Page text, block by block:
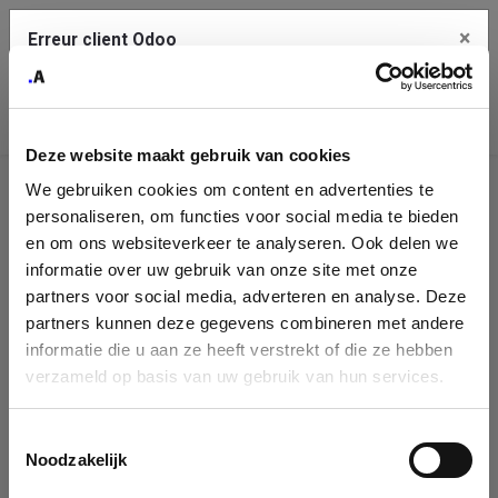
Deze website maakt gebruik van cookies
We gebruiken cookies om content en advertenties te
personaliseren, om functies voor social media te bieden
en om ons websiteverkeer te analyseren. Ook delen we
informatie over uw gebruik van onze site met onze
partners voor social media, adverteren en analyse. Deze
partners kunnen deze gegevens combineren met andere
informatie die u aan ze heeft verstrekt of die ze hebben
verzameld op basis van uw gebruik van hun services.
Noodzakelijk
Identification
de
l'entreprise
Please fill in your company details
form. If you don't find your company in our database, you can create
a new company record with the button below.
Erreur client Odoo ×
Une erreur s'est produite
Utilisez le bouton Copier pour reporter cette erreur à votre
service de support.
Voir les détails
Ok